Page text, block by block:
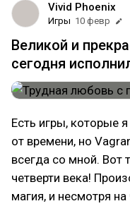
Vivid Phoenix
Игры 10 февр
Великой и
сегодня
Есть игры, которые
от времени, но
всегда со мной. Вот
четверти века!
магия, и несмотря